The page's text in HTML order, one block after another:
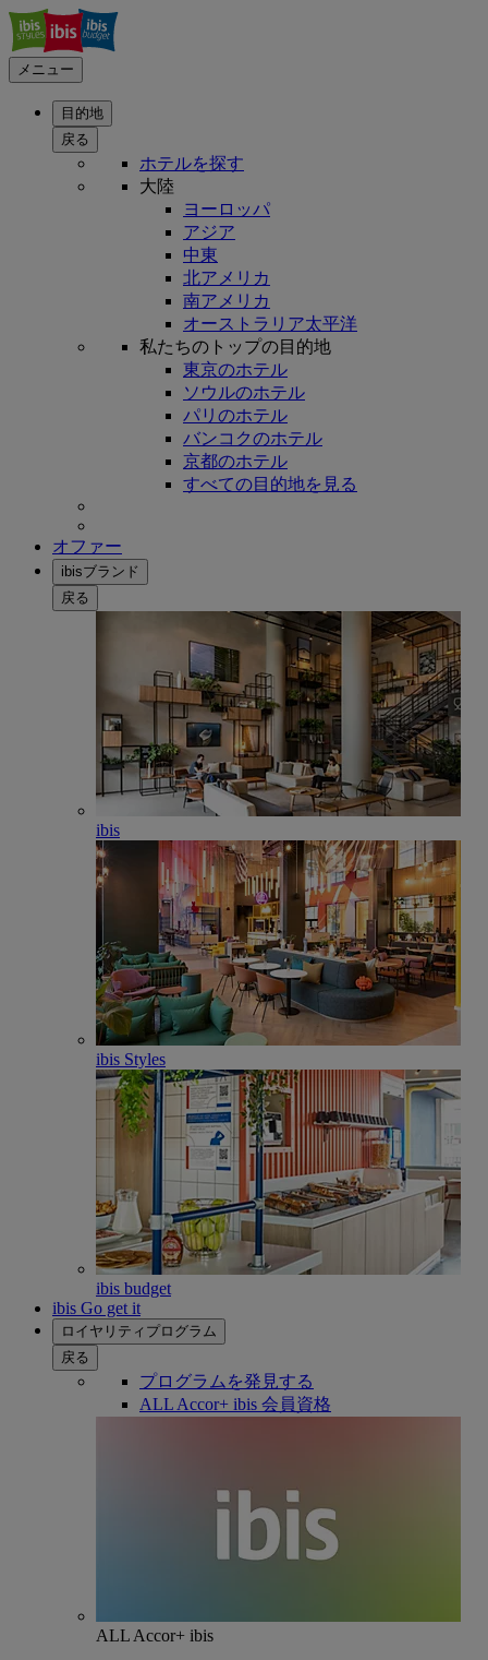
メニュー
目的地
戻る
ホテルを探す
大陸
ヨーロッパ
アジア
中東
北アメリカ
南アメリカ
オーストラリア太平洋
私たちのトップの目的地
東京のホテル
ソウルのホテル
パリのホテル
バンコクのホテル
京都のホテル
すべての目的地を見る
オファー
ibisブランド
戻る
ibis
ibis Styles
ibis budget
ibis Go get it
ロイヤリティプログラム
戻る
プログラムを発見する
ALL Accor+ ibis 会員資格
ALL Accor+ ibis